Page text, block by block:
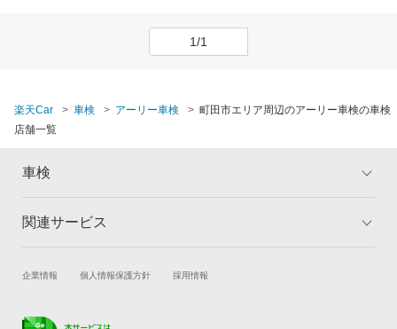
1/1
楽天Car 車検 アーリー車検
町田市エリア周辺のアーリー車検の車検
店舗一覧
車検
トップ
車検の基礎知識 キャンペーン一覧
関連サービス
試乗・商談 新車購入
企業情報 個人情報保護方針 採用情報